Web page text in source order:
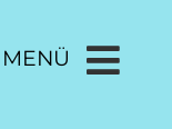
MENÜ